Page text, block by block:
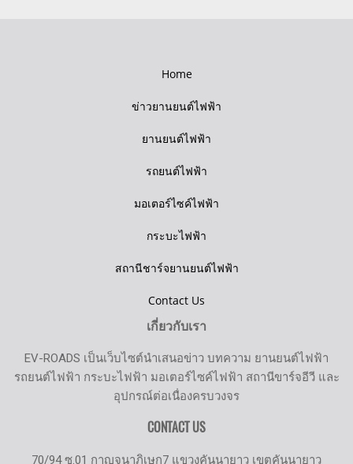
Home
ข่าวยานยนต์ไฟฟ้า
ยานยนต์ไฟฟ้า
รถยนต์ไฟฟ้า
มอเตอร์ไซค์ไฟฟ้า
กระบะไฟฟ้า
สถานีชาร์จยานยนต์ไฟฟ้า
Contact Us
เกี่ยวกับเรา
EV-ROADS เป็นเว็บไซต์นำเสนอข่าว บทความ ยานยนต์ไฟฟ้า
รถยนต์ไฟฟ้า กระบะไฟฟ้า มอเตอร์ไซค์ไฟฟ้า สถานีขาร์จอีวี และ
อุปกรณ์ต่อเนื่องครบวงจร
CONTACT US
70/94 ซ.01 กาญจนาภิเษก7 แขวงคันนายาว เขตคันนายาว